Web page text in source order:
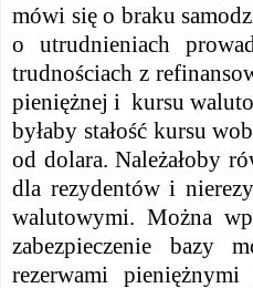
mówi się o braku
o utrudnieniach
trudnościach z
pieniężnej i kursu
byłaby stałość kursu
od dolara. Należałoby
dla rezydentów i
walutowymi. Można
zabezpieczenie bazy
rezerwami pieniężnymi